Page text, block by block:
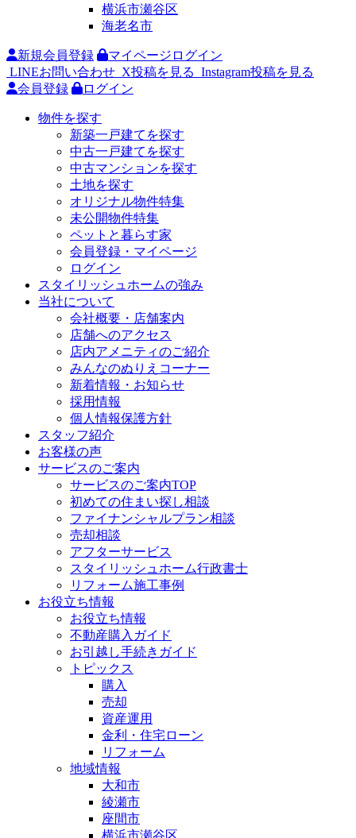
横浜市瀬谷区
海老名市
新規会員登録
マイページログイン
LINEお問い合わせ X投稿を見る Instagram投稿を見る
会員登録
ログイン
物件を探す
新築一戸建てを探す
中古一戸建てを探す
中古マンションを探す
土地を探す
オリジナル物件特集
未公開物件特集
ペットと暮らす家
会員登録・マイページ
ログイン
スタイリッシュホームの強み
当社について
会社概要・店舗案内
店舗へのアクセス
店内アメニティのご紹介
みんなのぬりえコーナー
新着情報・お知らせ
採用情報
個人情報保護方針
スタッフ紹介
お客様の声
サービスのご案内
サービスのご案内TOP
初めての住まい探し相談
ファイナンシャルプラン相談
売却相談
アフターサービス
スタイリッシュホーム行政書士
リフォーム施工事例
お役立ち情報
お役立ち情報
不動産購入ガイド
お引越し手続きガイド
トピックス
購入
売却
資産運用
金利・住宅ローン
リフォーム
地域情報
大和市
綾瀬市
座間市
横浜市瀬谷区